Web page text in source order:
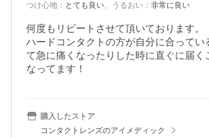
つけ心地 ： とても良い うるおい ： 非常に良い
何度もリピートさせて頂いております。
ハードコンタクトの方が自分に合ってい
て急に痛くなったりした時に直ぐに届く
なってます！
購入したストア
コンタクトレンズのアイメディック